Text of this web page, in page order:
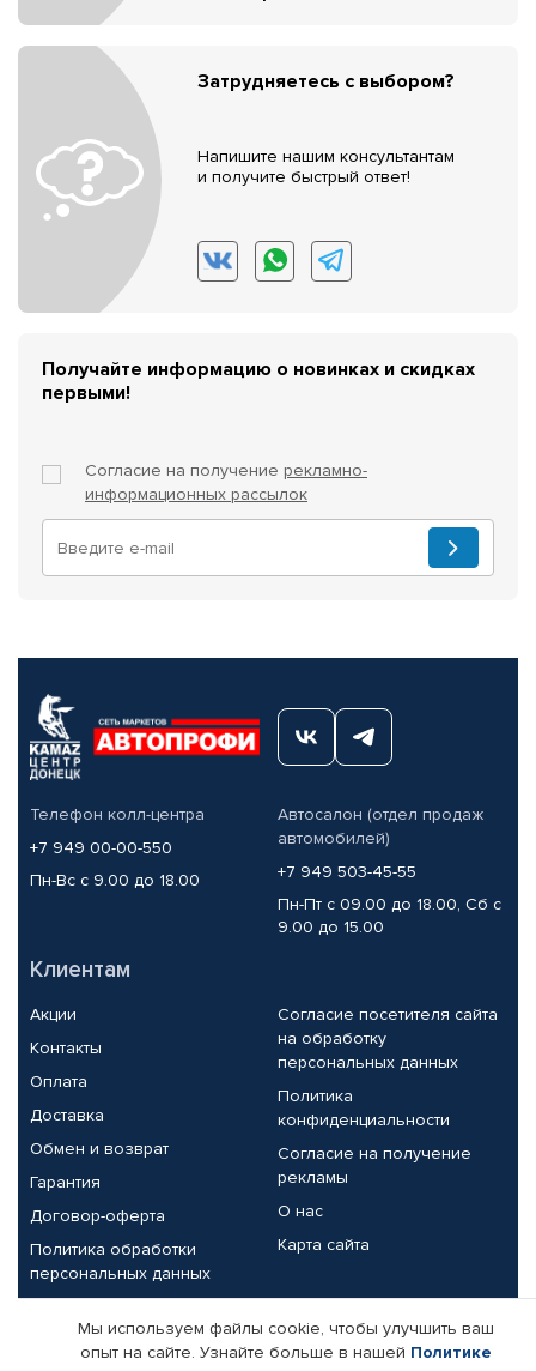
Затрудняетесь с выбором?
Напишите нашим консультантам
и получите быстрый ответ!
Получайте информацию о новинках и скидках
первыми!
Согласие на получение рекламно-
информационных рассылок
Телефон колл-центра
+7 949 00-00-550
Пн-Вс с 9.00 до 18.00
Автосалон (отдел продаж
автомобилей)
+7 949 503-45-55
Пн-Пт с 09.00 до 18.00, Сб с
9.00 до 15.00
Клиентам
Акции
Контакты
Оплата
Доставка
Обмен и возврат
Гарантия
Договор-оферта
Политика обработки
персональных данных
Согласие посетителя сайта
на обработку
персональных данных
Политика
конфиденциальности
Согласие на получение
рекламы
О нас
Карта сайта
Партнерам
Мы используем файлы cookie, чтобы улучшить ваш
опыт на сайте. Узнайте больше в нашей Политике